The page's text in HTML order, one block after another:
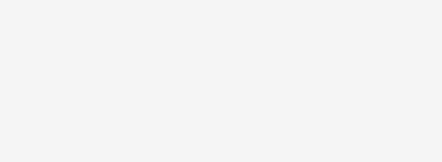
kombinierter Wert der CO₂-Emission: 126 g/km; CO₂-
ALLGRIP AGS Comfort+
kombinierter Wert der CO₂-Emission: 127 g/km; CO₂-